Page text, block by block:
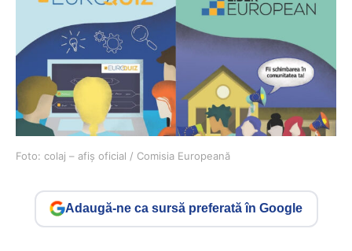
Foto: colaj – afiș oficial / Comisia Europeană
Adaugă-ne ca sursă preferată în Google